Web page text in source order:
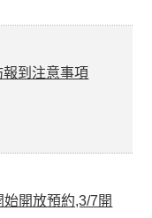
到注意事項
開放預約,3/7開